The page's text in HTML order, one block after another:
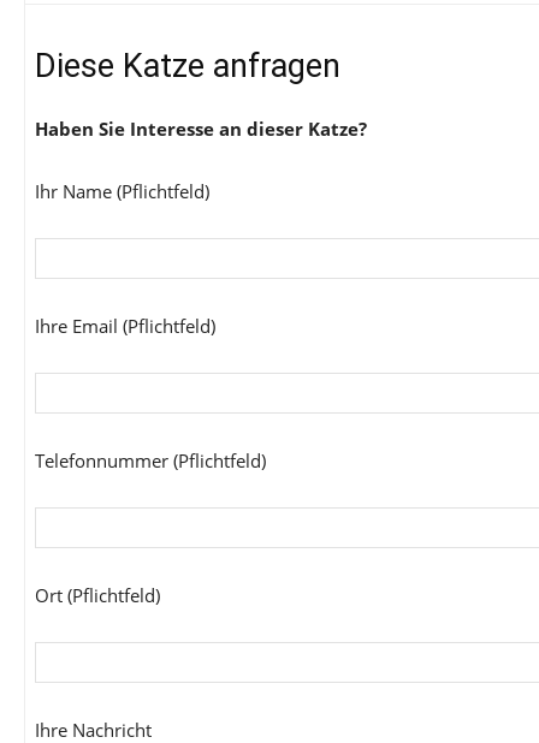
Diese Katze anfragen
Haben Sie Interesse an dieser Katze?
Ihr Name (Pflichtfeld)
Ihre Email (Pflichtfeld)
Telefonnummer (Pflichtfeld)
Ort (Pflichtfeld)
Ihre Nachricht